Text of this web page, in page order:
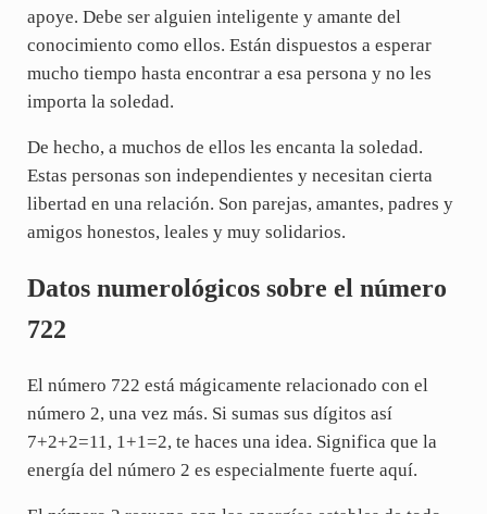
apoye. Debe ser alguien inteligente y amante del
conocimiento como ellos. Están dispuestos a esperar
mucho tiempo hasta encontrar a esa persona y no les
importa la soledad.
De hecho, a muchos de ellos les encanta la soledad.
Estas personas son independientes y necesitan cierta
libertad en una relación. Son parejas, amantes, padres y
amigos honestos, leales y muy solidarios.
Datos numerológicos sobre el número
722
El número 722 está mágicamente relacionado con el
número 2, una vez más. Si sumas sus dígitos así
7+2+2=11, 1+1=2, te haces una idea. Significa que la
energía del número 2 es especialmente fuerte aquí.